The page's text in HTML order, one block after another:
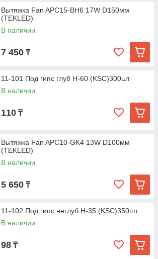
Вытяжка Fan APC15-BH6 17W D150мм
(TEKLED)
В наличии
7 450 ₸
11-101 Под гипс глуб H-60 (KSC)300шт
В наличии
110 ₸
Вытяжка Fan APC10-GK4 13W D100мм
(TEKLED)
В наличии
5 650 ₸
11-102 Под гипс неглуб H-35 (KSC)350шт
В наличии
98 ₸